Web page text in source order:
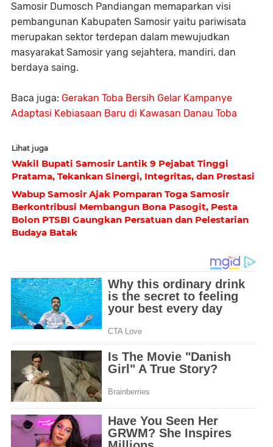
Samosir Dumosch Pandiangan memaparkan visi
pembangunan Kabupaten Samosir yaitu pariwisata
merupakan sektor terdepan dalam mewujudkan
masyarakat Samosir yang sejahtera, mandiri, dan
berdaya saing.
Baca juga: Gerakan Toba Bersih Gelar Kampanye
Adaptasi Kebiasaan Baru di Kawasan Danau Toba
Lihat juga
Wakil Bupati Samosir Lantik 9 Pejabat Tinggi
Pratama, Tekankan Sinergi, Integritas, dan Prestasi
Wabup Samosir Ajak Pomparan Toga Samosir
Berkontribusi Membangun Bona Pasogit, Pesta
Bolon PTSBI Gaungkan Persatuan dan Pelestarian
Budaya Batak